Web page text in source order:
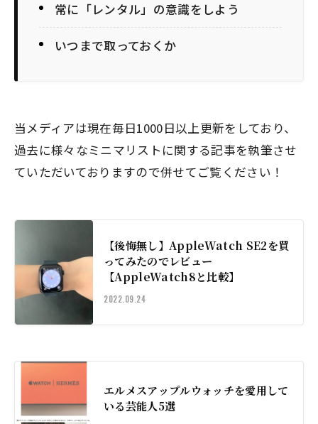
常に「レンタル」の意識をしよう
いつまで取っておくか
当メディアは現在毎日1000日以上更新をしており、
過去に様々なミニマリストに関する記事を執筆させ
ていただいておりますので併せてご覧ください！
【後悔無し】AppleWatch SE2を買
ってみたのでレビュー
【AppleWatch8と比較】
2022.09.24
エルメスアップルウォッチを愛用して
いる芸能人5選